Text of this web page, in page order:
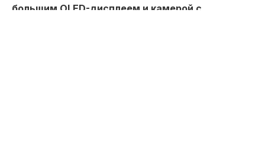
большим OLED-дисплеем и камерой с